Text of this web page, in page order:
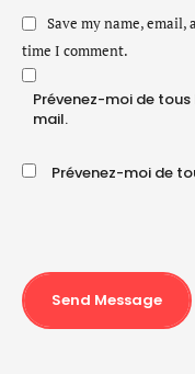
Save my name,
time I comment.
Prévenez-moi de
mail.
Prévenez-moi de
Send Message